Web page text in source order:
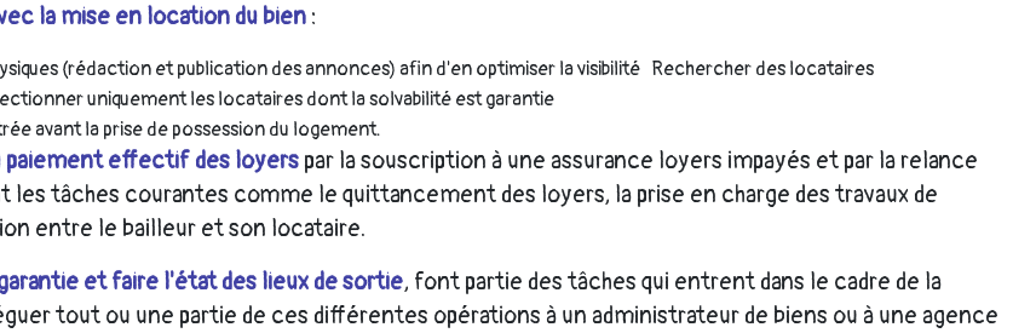
la mise en location du bien :
(rédaction et publication des annonces) afin d'en optimiser la visibilité Rechercher des locataires
uniquement les locataires dont la solvabilité est garantie
avant la prise de possession du logement.
paiement effectif des loyers par la souscription à une assurance loyers impayés et par la relance
tâches courantes comme le quittancement des loyers, la prise en charge des travaux de
entre le bailleur et son locataire.
et faire l'état des lieux de sortie, font partie des tâches qui entrent dans le cadre de la
tout ou une partie de ces différentes opérations à un administrateur de biens ou à une agence